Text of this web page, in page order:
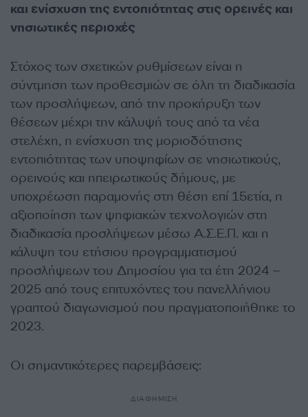
και ενίσχυση της εντοπιότητας στις ορεινές και
νησιωτικές περιοχές
Στόχος των σχετικών ρυθμίσεων είναι η
σύντμηση των προθεσμιών σε όλη τη διαδικασία
των προσλήψεων, από την προκήρυξη των
θέσεων μέχρι την κάλυψή τους από τα νέα
στελέχη, η ενίσχυση της μοριοδότησης
εντοπιότητας των υποψηφίων σε νησιωτικούς,
ορεινούς και ηπειρωτικούς δήμους, με
υποχρέωση παραμονής στη θέση επί 15ετία, η
αξιοποίηση των ψηφιακών τεχνολογιών στη
διαδικασία προσλήψεων μέσω Α.Σ.Ε.Π. και η
κάλυψη του ετήσιου προγραμματισμού
προσλήψεων του Δημοσίου για τα έτη 2024 –
2025 από τους επιτυχόντες του πανελλήνιου
γραπτού διαγωνισμού που πραγματοποιήθηκε το
2023.
Οι σημαντικότερες παρεμβάσεις:
ΔΙΑΦΗΜΙΣΗ